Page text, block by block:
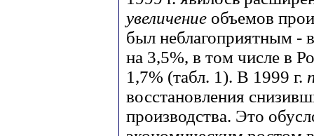
увеличение объемов
был неблагоприятным -
на 3,5%, в том числе в
1,7% (табл. 1). В 1999 г.
восстановления
производства. Это